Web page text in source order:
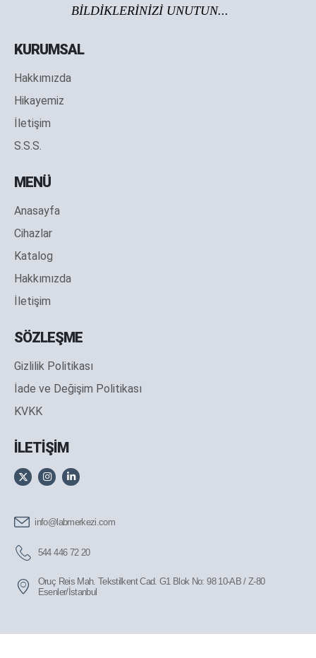
BİLDİKLERİNİZİ UNUTUN...
KURUMSAL
Hakkımızda
Hikayemiz
İletişim
S.S.S.
MENÜ
Anasayfa
Cihazlar
Katalog
Hakkımızda
İletişim
SÖZLEŞME
Gizlilik Politikası
İade ve Değişim Politikası
KVKK
İLETİŞİM
info@labmerkezi.com
544 446 72 20
Oruç Reis Mah. Tekstilkent Cad. G1 Blok No: 98 10-AB / Z-80
Esenler/İstanbul